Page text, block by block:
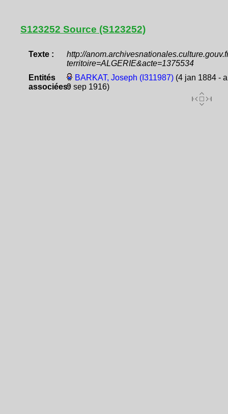
S123252 Source (S123252)
Texte :
http://
territoire=ALGERIE&acte=1375534
Entités
associées:
BARKAT, Joseph (I311987)(4 jan 1884 -
9 sep 1916)